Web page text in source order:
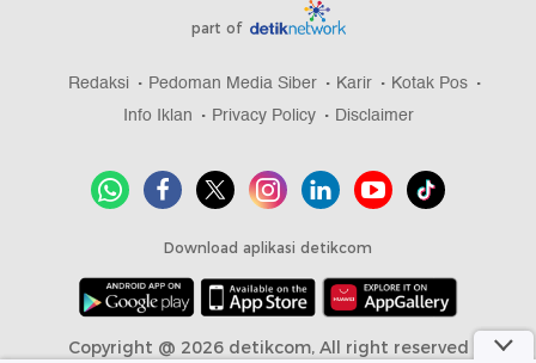
part of
Redaksi Pedoman Media Siber Karir
Kotak Pos
Info Iklan
Privacy Policy Disclaimer
Download aplikasi detikcom
Copyright @ 2026 detikcom, All right reserved